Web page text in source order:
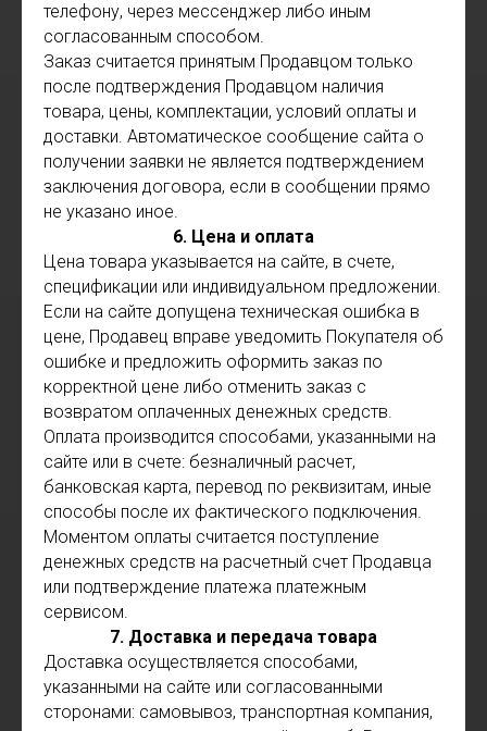
телефону, через мессенджер либо иным
согласованным способом.
Заказ считается принятым Продавцом только
после подтверждения Продавцом наличия
товара, цены, комплектации, условий оплаты и
доставки. Автоматическое сообщение сайта о
получении заявки не является подтверждением
заключения договора, если в сообщении прямо
не указано иное.
6. Цена и оплата
Цена товара указывается на сайте, в счете,
спецификации или индивидуальном предложении.
Если на сайте допущена техническая ошибка в
цене, Продавец вправе уведомить Покупателя об
ошибке и предложить оформить заказ по
корректной цене либо отменить заказ с
возвратом оплаченных денежных средств.
Оплата производится способами, указанными на
сайте или в счете: безналичный расчет,
банковская карта, перевод по реквизитам, иные
способы после их фактического подключения.
Моментом оплаты считается поступление
денежных средств на расчетный счет Продавца
или подтверждение платежа платежным
сервисом.
7. Доставка и передача товара
Доставка осуществляется способами,
указанными на сайте или согласованными
сторонами: самовывоз, транспортная компания,